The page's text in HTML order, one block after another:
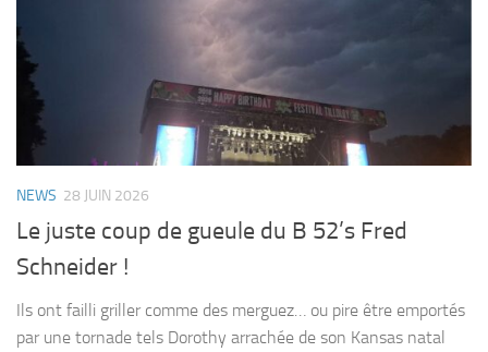
NEWS 28 JUIN 2026
Le juste coup de gueule du B 52’s Fred
Schneider !
Ils ont failli griller comme des merguez… ou pire être emportés
par une tornade tels Dorothy arrachée de son Kansas natal